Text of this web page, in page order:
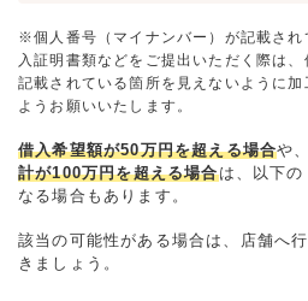
※個人番号（マイナンバー）が記載され
入証明書類などをご提出いただく際は
記載されている箇所を見えないように
ようお願いいたします。
借入希望額が50万円を超える場合や、
計が100万円を超える場合は、以下の
なる場合もあります。
該当の可能性がある場合は、店舗へ
きましょう。